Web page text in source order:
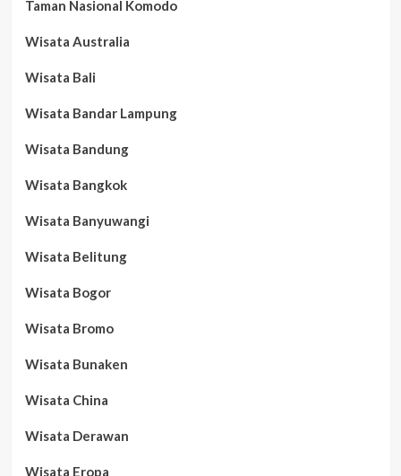
Taman Nasional Komodo
Wisata Australia
Wisata Bali
Wisata Bandar Lampung
Wisata Bandung
Wisata Bangkok
Wisata Banyuwangi
Wisata Belitung
Wisata Bogor
Wisata Bromo
Wisata Bunaken
Wisata China
Wisata Derawan
Wisata Eropa